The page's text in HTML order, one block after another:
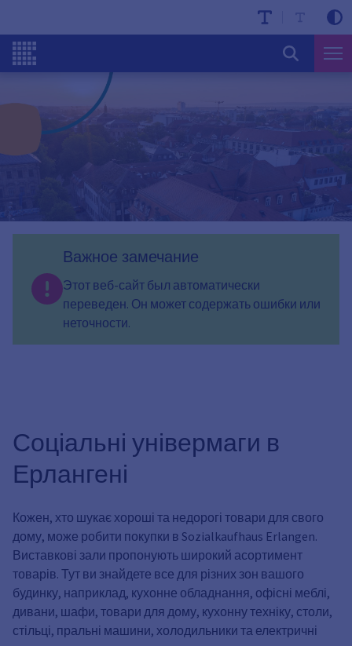
Важное замечание
Этот веб-сайт был автоматически
переведен. Он может содержать ошибки или
неточности.
Соціальні універмаги в
Ерлангені
Кожен, хто шукає хороші та недорогі товари для свого
дому, може робити покупки в Sozialkaufhaus Erlangen.
Виставкові зали пропонують широкий асортимент
товарів. Тут ви знайдете все для різних зон вашого
будинку, наприклад, кухонне обладнання, офісні меблі,
дивани, шафи, товари для дому, кухонну техніку, столи,
стільці, пральні машини, холодильники та електричні